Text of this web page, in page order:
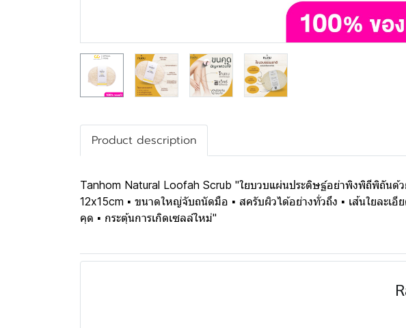
Product description
Tanhom Natural Loofah Scrub "ใยบวบแผ่นประดิษฐ์อย่าพิงพิถีพิถัน
12x15cm ▪ ขนาดใหญ่จับถนัดมือ ▪ สครับผิวได้อย่างทั่วถึง ▪ เส้นใยละเ
คุด ▪ กระตุ้นการเกิดเซลล์ใหม่"